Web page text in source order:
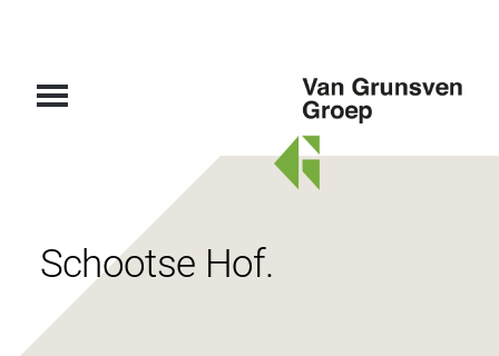
Schootse Hof.